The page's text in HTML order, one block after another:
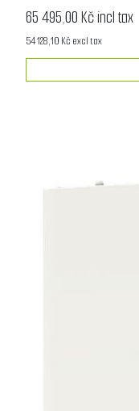
65 495,00 Kč incl tax
54 128,10 Kč excl tax